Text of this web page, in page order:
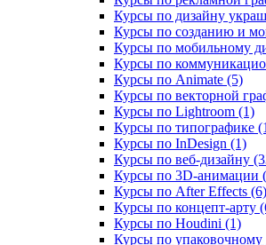
Курсы по дизайну
Курсы по созданию и
Курсы по мобильному
Курсы по
Курсы по Animate (5)
Курсы по векторной
Курсы по Lightroom (1)
Курсы по типографике
Курсы по InDesign (1)
Курсы по веб‑дизайну
Курсы по 3D‑анимации
Курсы по After Effects (6)
Курсы по концепт‑арту
Курсы по Houdini (1)
Курсы по упаковочному